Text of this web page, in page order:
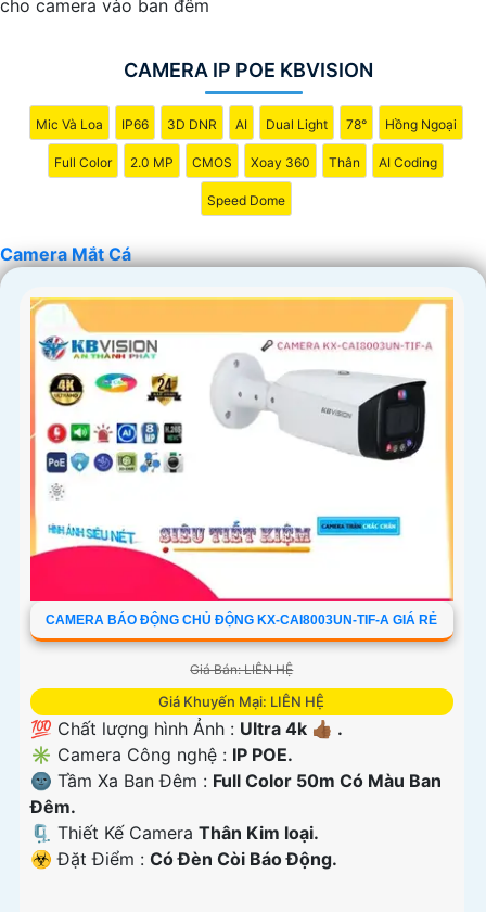
cho camera vào ban đêm
CAMERA IP POE KBVISION
Mic Và Loa IP66 3D DNR AI Dual Light 78° Hồng Ngoại
Full Color 2.0 MP CMOS Xoay 360 Thân AI Coding
Speed Dome
Camera Mắt Cá
CAMERA BÁO ĐỘNG CHỦ ĐỘNG KX-CAI8003UN-TIF-A GIÁ RẺ
Giá Bán: LIÊN HỆ
Giá Khuyến Mại: LIÊN HỆ
💯 Chất lượng hình Ảnh : Ultra 4k 👍🏾 .
✳️ Camera Công nghệ : IP POE.
🌚 Tầm Xa Ban Đêm : Full Color 50m Có Màu Ban
Ðêm.
🗜️ Thiết Kế Camera Thân Kim loại.
️☣️ Đặt Điểm : Có Ðèn Còi Báo Động.